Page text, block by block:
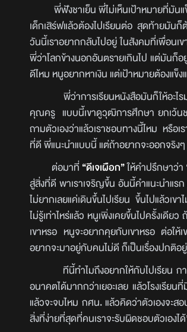
พี่ฟังชาเย็น พี่ไม่เห็นเป้าหมายที่มันแข็ง
เด็กเสิร์ฟแล้วต้องไปเรียนต่อ สุดท้ายมัน
วันนี้เราอยากกลับไปอยู่ ในสังคมที่เพื่อนเข
พี่ว่าโลกข้างนอกอันตรายเกินไป แต่มันก็
ดีไหม หนูอยากหาเงิน แต่เป้าหมายต้องแข็
พี่ว่าการเรียนหนังสือมันก็ให้อะไรมา
คุณครู แบบนี้เขาดูวุฒิการศึกษา ยกเว้นช
ถามตัวเองว่าแล้วเราชอบทางนี้ไหม หรือ
ที่ดี พี่แนะนำแบบนี้ แต่ถ้าอยากจะออกจริงๆ
ต่อมาที่“ดีเจเผือก”ให้คำปรึกษาว่า
สู่สิ่งที่ดี พาเราเจริญขึ้น อันนี้คำแนะนำแ
ไม่ยากเลยแค่เดินขึ้นไปเรียน ขึ้นไปแล้วเข
ไม่รู้เท่าไหร่แล้ว หนูเพิ่งเคยขึ้นไปครั้งเดี
เขาหรอ หนูจะอยากคุยกับเขาหรอ ต่อให้เ
อยากจะมาอยู่กับคนไม่ดี ก็เป็นเรื่องปกติอ
ทีนี้ทำไมถึงอยากให้กับไปเรียน การเ
อนาคตได้มากกว่าเยอะเลย แล้วโรงเรีย
แล้วจะจบไหม กศน. แล้วคิดว่าตัวเองจะส
สิ่งที่ง่ายที่สุดที่คนเราจะรับผิดชอบตัวเองได้